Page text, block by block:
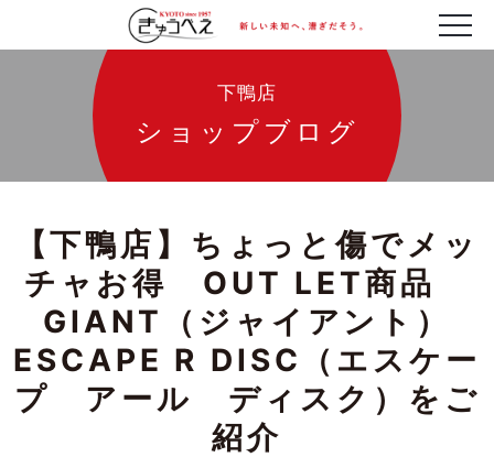
下鴨店
ショップブログ
【下鴨店】ちょっと傷でメッ
チャお得 OUT LET商品
GIANT（ジャイアント）
ESCAPE R DISC（エスケー
プ アール ディスク）をご
紹介